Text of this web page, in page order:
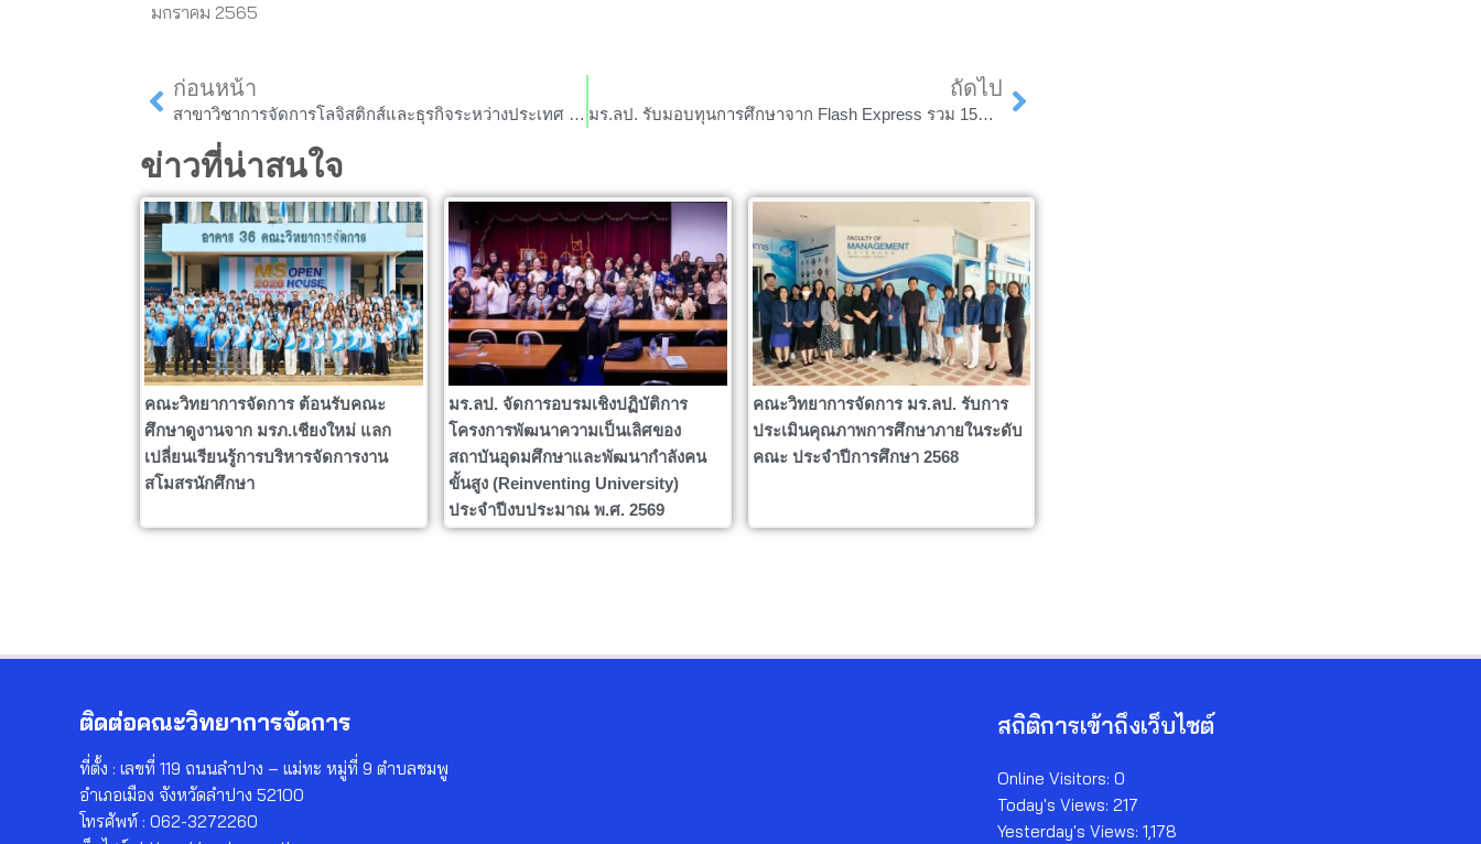
มกราคม 2565
Prev
ก่อนหน้า
สาขาวิชาการจัดการโลจิสติกส์และธุรกิจระหว่างประเทศ ลงนามสัญญาฝึกปฏิบัติงานโครงการร่วมผลิตบัณฑิต ร่วมกับบริษัทแฟลช เอ็กซ์เพรส จำกัด
ถัดไป
มร.ลป. รับมอบทุนการศึกษาจาก Flash Express รวม 150,000.- บาท
Next
ข่าวที่น่าสนใจ
คณะวิทยาการจัดการ ต้อนรับคณะ
ศึกษาดูงานจาก มรภ.เชียงใหม่ แลก
เปลี่ยนเรียนรู้การบริหารจัดการงาน
สโมสรนักศึกษา
มร.ลป. จัดการอบรมเชิงปฏิบัติการ
โครงการพัฒนาความเป็นเลิศของ
สถาบันอุดมศึกษาและพัฒนากำลังคน
ขั้นสูง (Reinventing University)
ประจำปีงบประมาณ พ.ศ. 2569
คณะวิทยาการจัดการ มร.ลป. รับการ
ประเมินคุณภาพการศึกษาภายในระดับ
คณะ ประจำปีการศึกษา 2568
ติดต่อคณะวิทยาการจัดการ
ที่ตั้ง : เลขที่ 119 ถนนลำปาง – แม่ทะ หมู่ที่ 9 ตำบลชมพู
อำเภอเมือง จังหวัดลำปาง 52100
โทรศัพท์ : 062-3272260
สถิติการเข้าถึงเว็บไซต์
Online Visitors:0
Today's Views:217
Yesterday's Views:1,178